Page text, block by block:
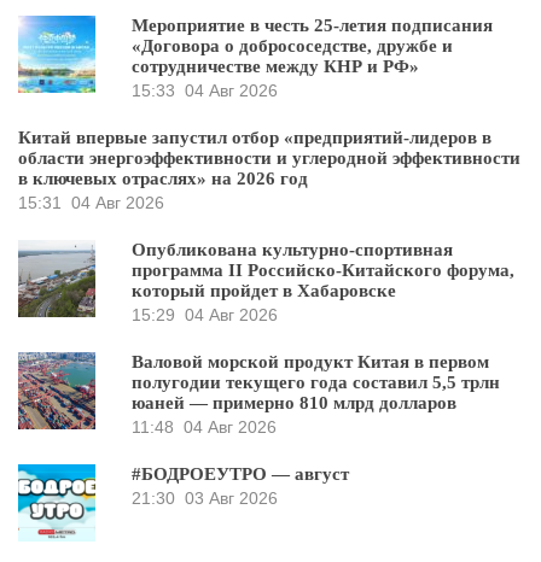
Мероприятие в честь 25-летия подписания
«Договора о добрососедстве, дружбе и
сотрудничестве между КНР и РФ»
15:33 04 Авг 2026
Китай впервые запустил отбор «предприятий-лидеров в
области энергоэффективности и углеродной эффективности
в ключевых отраслях» на 2026 год
15:31
04 Авг 2026
Опубликована культурно-спортивная
программа II Российско-Китайского форума,
который пройдет в Хабаровске
15:29 04 Авг 2026
Валовой морской продукт Китая в первом
полугодии текущего года составил 5,5 трлн
юаней — примерно 810 млрд долларов
11:48 04 Авг 2026
#БОДРОЕУТРО — август
21:30 03 Авг 2026